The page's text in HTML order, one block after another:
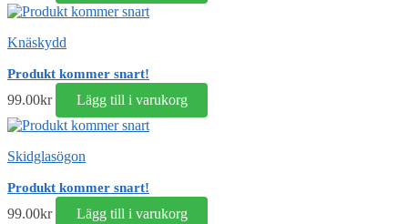
Knäskydd
Produkt kommer snart!
99.00kr Lägg till i varukorg
Skidglasögon
Produkt kommer snart!
99.00kr Lägg till i varukorg